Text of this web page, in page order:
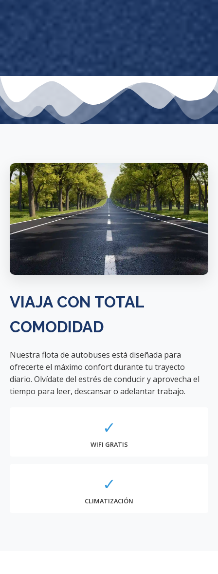
VIAJA CON TOTAL
COMODIDAD
Nuestra flota de autobuses está diseñada para
ofrecerte el máximo confort durante tu trayecto
diario. Olvídate del estrés de conducir y aprovecha el
tiempo para leer, descansar o adelantar trabajo.
✓
WIFI GRATIS
✓
CLIMATIZACIÓN